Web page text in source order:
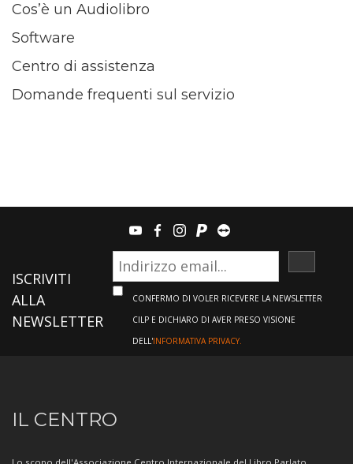
Cos’è un Audiolibro
Software
Centro di assistenza
Domande frequenti sul servizio
youtubefacebook
instagram
paypalteamviewer
ISCRIVITI
ALLA
NEWSLETTER
CONFERMO DI VOLER RICEVERE LA NEWSLETTER
CILP E DICHIARO DI AVER PRESO VISIONE
DELL'INFORMATIVA PRIVACY.
Informazioni
sulIL CENTRO